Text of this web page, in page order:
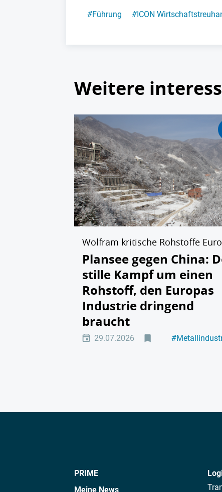
#Führung # ICON
Weitere
Wolfram kritische Rohstoffe
Plansee gegen China:
stille Kampf um einen
Rohstoff, den Europas
Industrie dringend
braucht
29.07.2026 #
PRIME
Meine News